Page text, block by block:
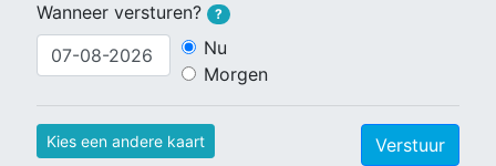
Wanneer versturen?
?
Nu
Morgen
Kies een andere kaart Verstuur